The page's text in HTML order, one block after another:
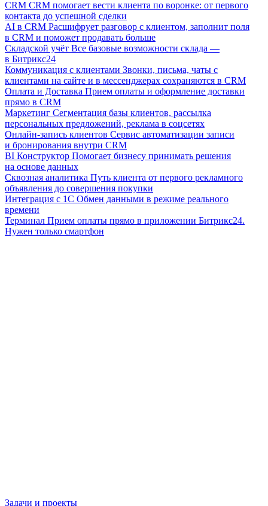
CRM CRM помогает вести клиента по воронке: от первого
контакта до успешной сделки
AI в CRM Расшифрует разговор с клиентом, заполнит поля
в CRM и поможет продавать больше
Складской учёт Все базовые возможности склада —
в Битрикс24
Коммуникация с клиентами Звонки, письма, чаты с
клиентами на сайте и в мессенджерах сохраняются в CRM
Оплата и Доставка Прием оплаты и оформление доставки
прямо в CRM
Маркетинг Сегментация базы клиентов, рассылка
персональных предложений, реклама в соцсетях
Онлайн-запись клиентов Сервис автоматизации записи
и бронирования внутри CRM
BI Конструктор Помогает бизнесу принимать решения
на основе данных
Сквозная аналитика Путь клиента от первого рекламного
объявления до совершения покупки
Интеграция с 1С Обмен данными в режиме реального
времени
Терминал Прием оплаты прямо в приложении Битрикс24.
Нужен только смартфон
Задачи и проекты